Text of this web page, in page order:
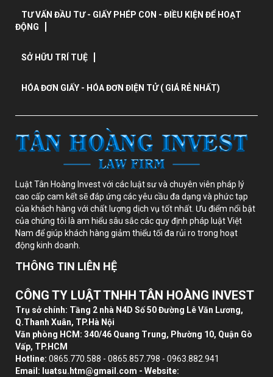
TƯ VẤN ĐẦU TƯ - GIẤY PHÉP CON - ĐIỀU KIỆN ĐỂ HOẠT
ĐỘNG
SỞ HỮU TRÍ TUỆ
HÓA ĐƠN GIẤY - HÓA ĐƠN ĐIỆN TỬ ( GIÁ RẺ NHẤT)
Luật Tân Hoàng Invest với các luật sư và chuyên viên pháp lý
cao cấp cam kết sẽ đáp ứng các yêu cầu đa dạng và phức tạp
của khách hàng với chất lượng dịch vụ tốt nhất. Ưu điểm nổi bật
của chúng tôi là am hiểu sâu sắc các quy định pháp luật Việt
Nam để giúp khách hàng giảm thiểu tối đa rủi ro trong hoạt
động kinh doanh.
THÔNG TIN LIÊN HỆ
CÔNG TY LUẬT TNHH TÂN HOÀNG INVEST
Trụ sở chính: Tầng 2 nhà N4D Số 50 Đường Lê Văn Lương,
Q.Thanh Xuân, TP.Hà Nội
Văn phòng HCM: 340/46 Quang Trung, Phường 10, Quận Gò
Vấp, TP.HCM
Hotline: 0865.770.588 - 0865.857.798 - 0963.882.941
Email: luatsu.htm@gmail.com - Website: